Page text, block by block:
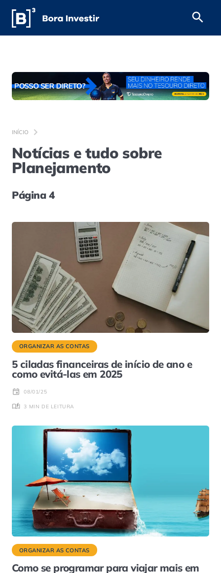
INÍCIO
Notícias e tudo sobre
Planejamento
Página 4
ORGANIZAR AS CONTAS
5 ciladas financeiras de início de ano e
como evitá-las em 2025
08/01/25
3 MIN DE LEITURA
ORGANIZAR AS CONTAS
Como se programar para viajar mais em